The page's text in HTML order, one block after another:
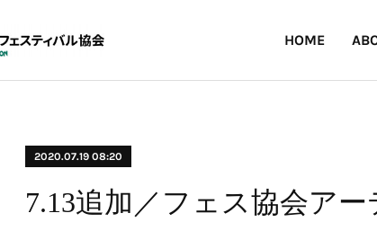
HOME
2020.07.19 08:20
7.13追加／フェス協会ア